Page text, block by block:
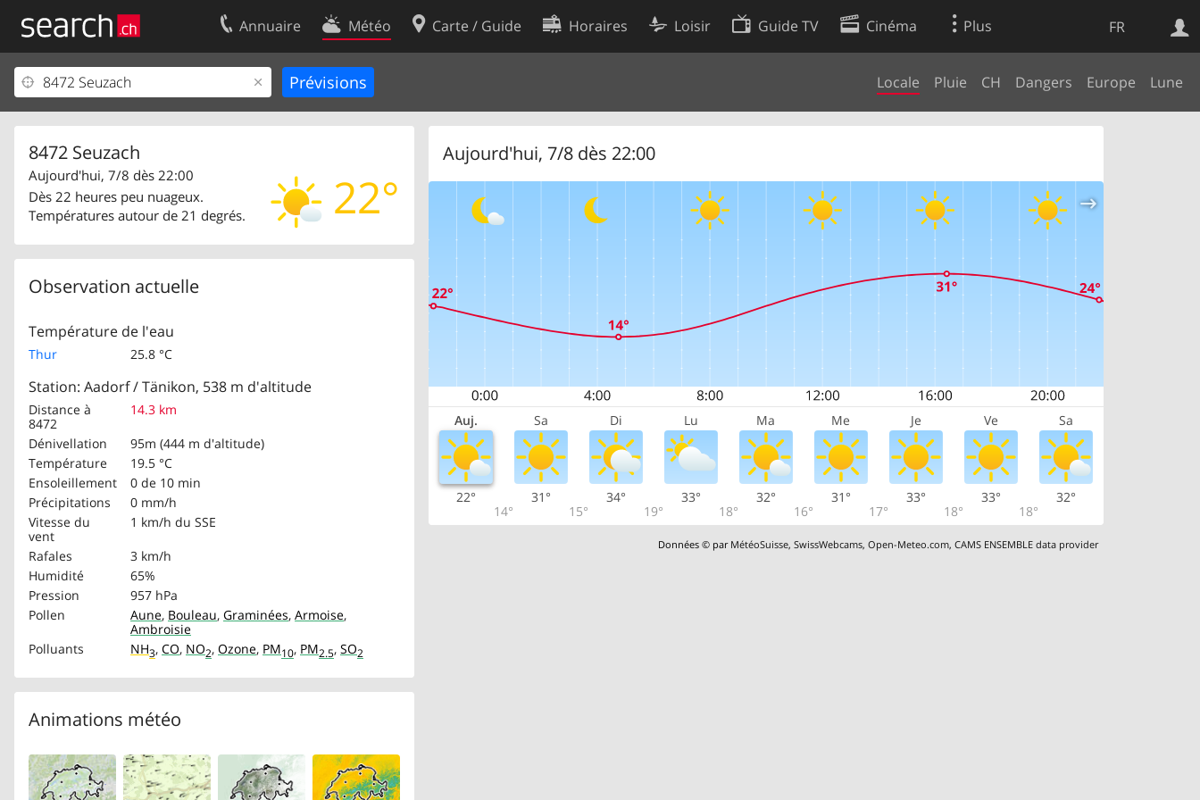
FR
Annuaire Météo Carte / Guide Horaires Loisir Guide TV Cinéma Plus
Locale Pluie CH Dangers Europe Lune
8472 Seuzach
22°
Aujourd'hui, 7/8 dès 22:00
Dès 22 heures peu nuageux.
Températures autour de 21 degrés.
Observation actuelle
Température de l'eau
Thur 25.8 °C
Station: Aadorf / Tänikon, 538 m d'altitude
Distance à
8472
14.3 km
Dénivellation
95m (444 m d'altitude)
Température
19.5 °C
Ensoleillement
0 de 10 min
Précipitations
0 mm/h
Vitesse du
vent
1 km/h du SSE
Rafales
3 km/h
Humidité
65%
Pression
957 hPa
Pollen
Aune, Bouleau, Graminées, Armoise,
Ambroisie
Polluants
NH3, CO, NO2, Ozone, PM10, PM2.5, SO2
Animations météo
Aujourd'hui, 7/8 dès 22:00
Auj. Sa Di Lu Ma Me Je Ve Sa
22°
14°
31°
15°
34°
19°
33°
18°
32°
16°
31°
17°
33°
18°
33°
18°
32°
Données © par MétéoSuisse,SwissWebcams,Open-Meteo.com,CAMS ENSEMBLE data provider
Web
Votre inscription
Centre clients
Contact
Conditions d’utilisation
Préférences de cookies